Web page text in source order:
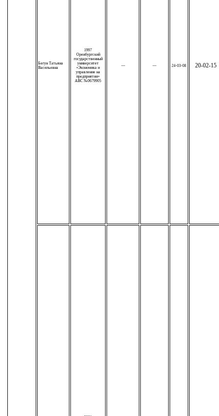
Бегун Татьяна
Васильевна
1997
Оренбургский
государственный
университет
«Экономика и
управление на
предприятии»
АВС №0679905
— — 24-03-08 20-02-15